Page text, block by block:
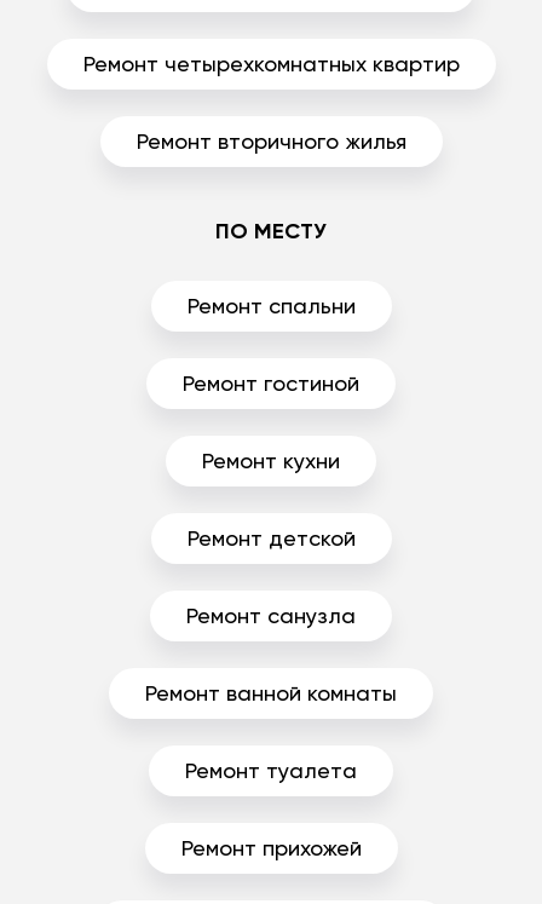
Ремонт четырехкомнатных квартир
Ремонт вторичного жилья
ПО МЕСТУ
Ремонт спальни
Ремонт гостиной
Ремонт кухни
Ремонт детской
Ремонт санузла
Ремонт ванной комнаты
Ремонт туалета
Ремонт прихожей